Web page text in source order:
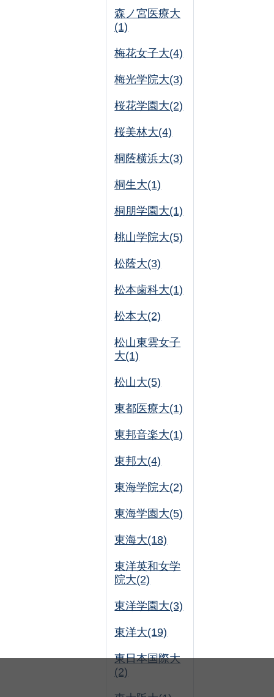
森ノ宮医療大
(1)
梅花女子大(4)
梅光学院大(3)
桜花学園大(2)
桜美林大(4)
桐蔭横浜大(3)
桐生大(1)
桐朋学園大(1)
桃山学院大(5)
松蔭大(3)
松本歯科大(1)
松本大(2)
松山東雲女子
大(1)
松山大(5)
東都医療大(1)
東邦音楽大(1)
東邦大(4)
東海学院大(2)
東海学園大(5)
東海大(18)
東洋英和女学
院大(2)
東洋学園大(3)
東洋大(19)
東日本国際大
(2)